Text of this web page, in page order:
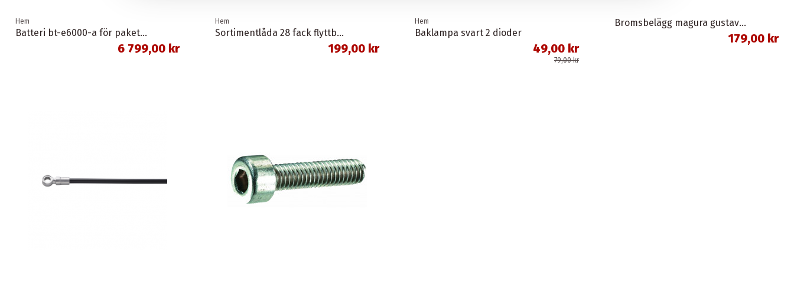
Hem
Batteri bt-e6000-a för pakethållare svart 11,6 ah 418 wh shimano
6 799,00 kr
Hem
Sortimentlåda 28 fack flyttbara mellanväggar
199,00 kr
Hem
Baklampa svart 2 dioder
49,00 kr
79,00 kr
Bromsbelägg magura gustav m organisk union
179,00 kr